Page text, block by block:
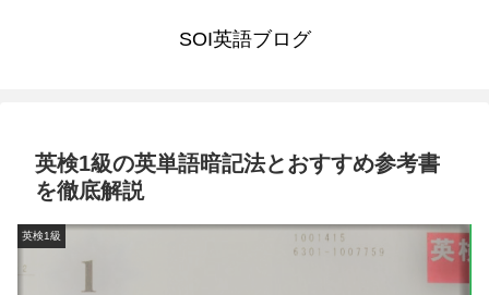
SOI英語ブログ
英検1級の英単語暗記法とおすすめ参考書
を徹底解説
英検1級